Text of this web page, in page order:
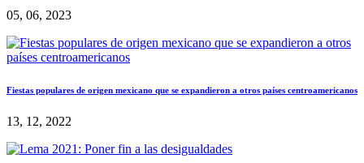
05, 06, 2023
Fiestas populares de origen mexicano que se expandieron a otros países centroamericanos
13, 12, 2022